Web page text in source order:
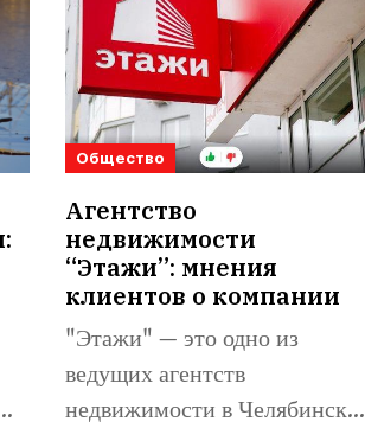
Общество
Агентство
недвижимости
“Этажи”: мнения
клиентов о компании
"Этажи" — это одно из
ведущих агентств
недвижимости в Челябинске,